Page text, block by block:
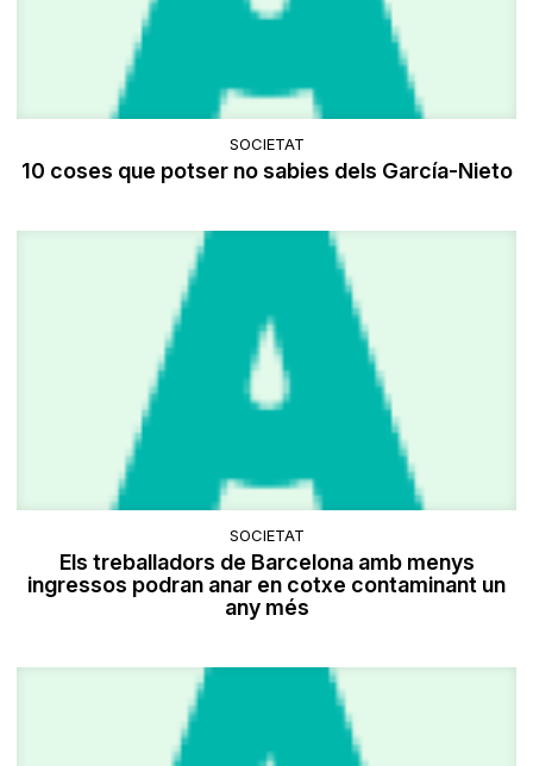
SOCIETAT
10 coses que potser no sabies dels García-Nieto
SOCIETAT
Els treballadors de Barcelona amb menys
ingressos podran anar en cotxe contaminant un
any més